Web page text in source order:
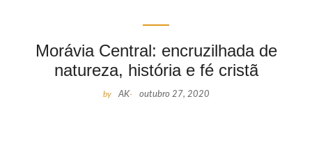
Morávia Central: encruzilhada de
natureza, história e fé cristã
by AK- outubro 27, 2020